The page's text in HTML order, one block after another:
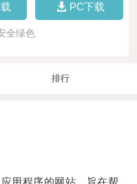
PC下载
全绿色
排行